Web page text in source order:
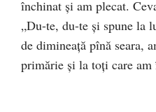
închinat şi am plecat.
„Du-te, du-te şi spune la
de dimineaţă pînă seara,
primărie şi la toţi care